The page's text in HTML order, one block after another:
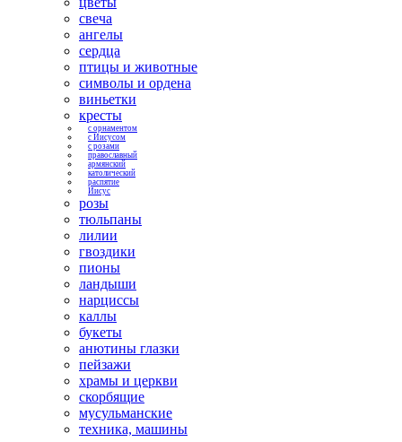
свеча
ангелы
сердца
птицы и животные
символы и ордена
виньетки
кресты
с орнаментом
с Иисусом
с розами
православный
армянский
католический
распятие
Иисус
розы
тюльпаны
лилии
гвоздики
пионы
ландыши
нарциссы
каллы
букеты
анютины глазки
пейзажи
храмы и церкви
скорбящие
мусульманские
техника, машины